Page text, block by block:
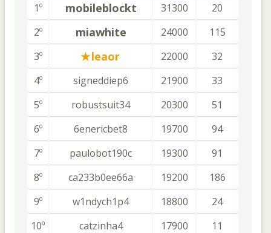
1º
mobileblockt 31300
20
2º
miawhite 24000
115
3º
leaor 22000
32
4º
signeddiep6 21900
33
5º
robustsuit34 20300
51
6º
6enericbet8 19700
94
7º
paulobot190c 19300
91
8º
ca233b0ee66a 19200
186
9º
w1ndych1p4 18800
24
10º
catzinha4 17900
11